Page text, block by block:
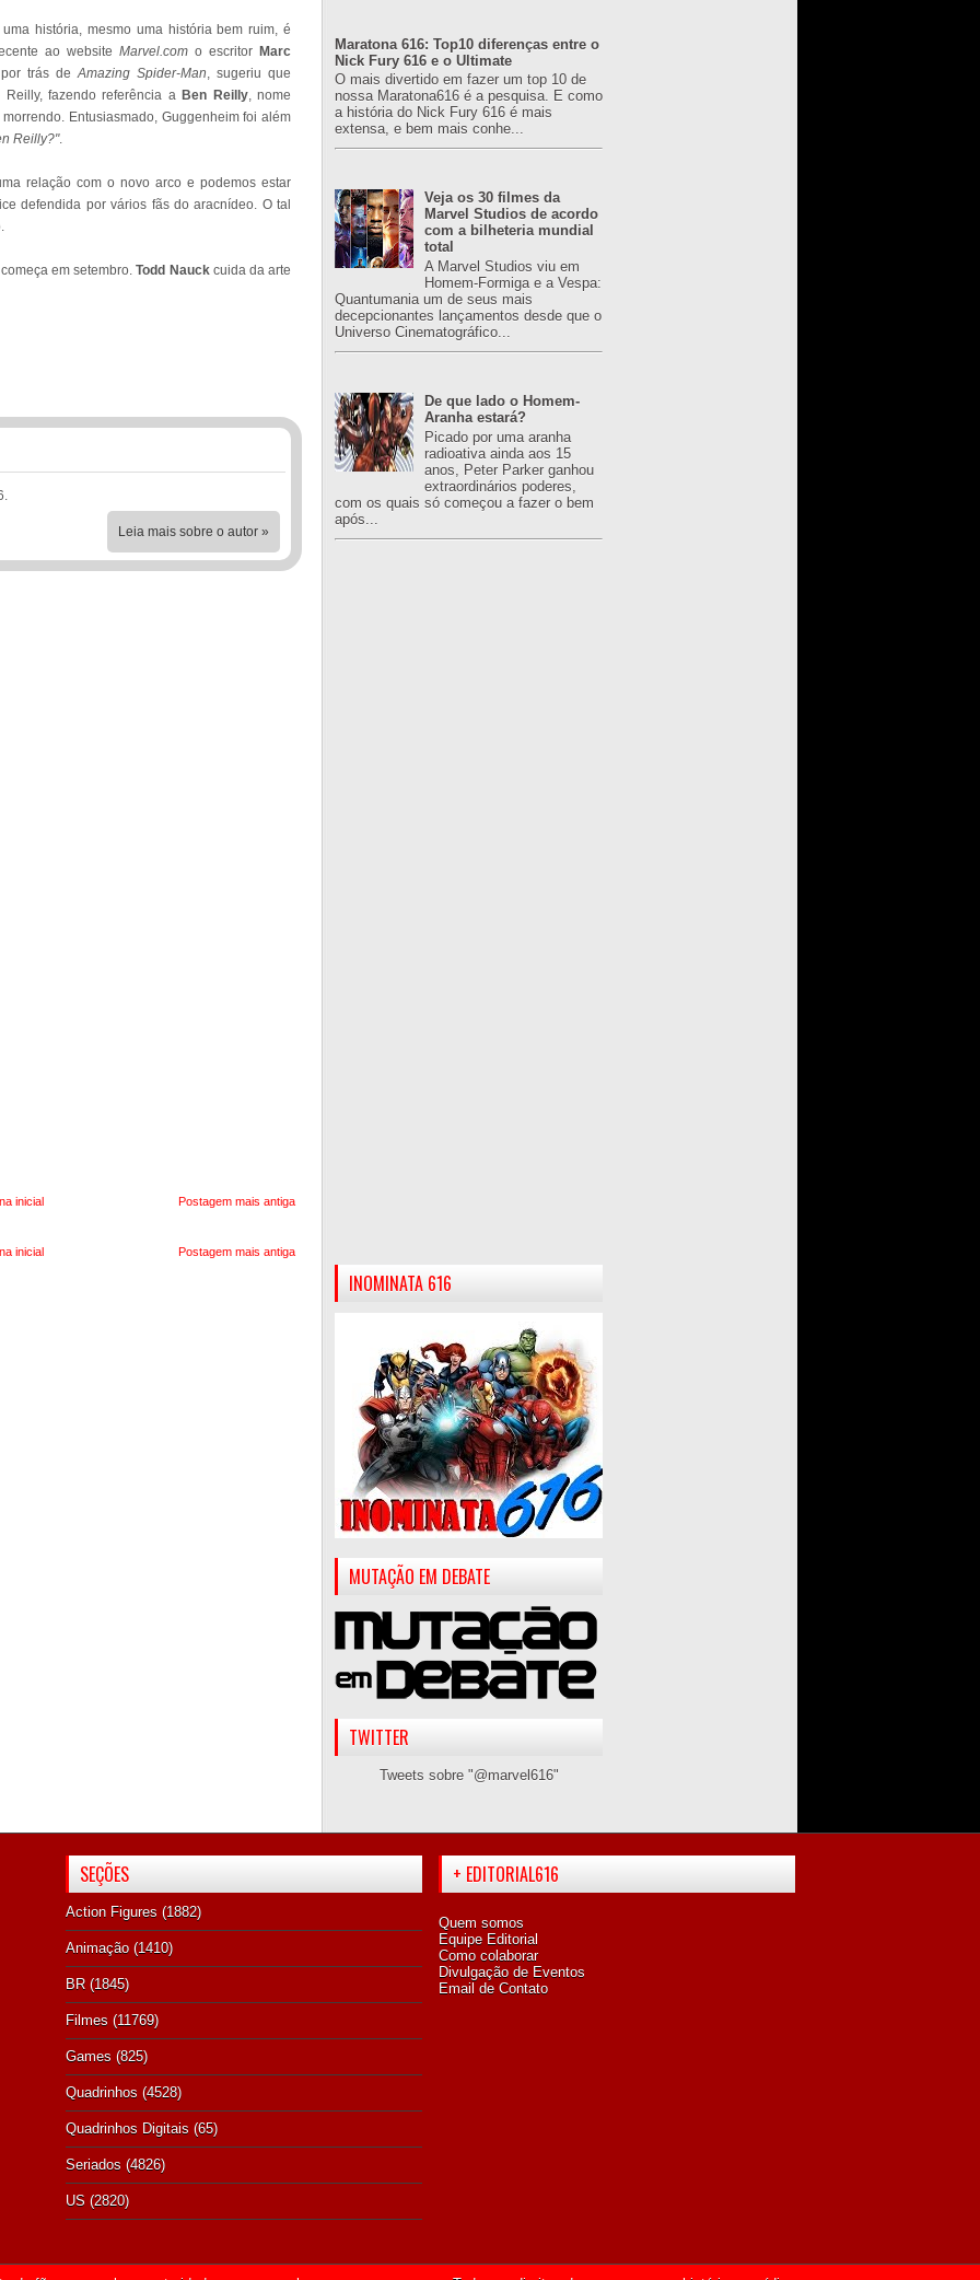
história, mesmo uma história bem ruim, é
ao website Marvel.com o escritor Marc
por trás deAmazing Spider-Man, sugeriu que
fazendo referência a Ben Reilly, nome
Entusiasmado, Guggenheim foi além
Reilly?".
relação com o novo arco e podemos estar
defendida por vários fãs do aracnídeo. O tal
em setembro.Todd Nauckcuida da arte
Leia mais sobre o autor »
Postagem mais antiga
inicial
Postagem mais antiga
inicial
Maratona 616: Top10 diferenças entre o
Nick Fury 616 e o Ultimate
O mais divertido em fazer um top 10 de
nossa Maratona616 é a pesquisa. E como
a história do Nick Fury 616 é mais
extensa, e bem mais conhe...
Veja os 30 filmes da
Marvel Studios de acordo
com a bilheteria mundial
total
A Marvel Studios viu em
Homem-Formiga e a Vespa:
Quantumania um de seus mais
decepcionantes lançamentos desde que o
Universo Cinematográfico...
De que lado o Homem-
Aranha estará?
Picado por uma aranha
radioativa ainda aos 15
anos, Peter Parker ganhou
extraordinários poderes,
com os quais só começou a fazer o bem
após...
INOMINATA 616
MUTAÇÃO EM DEBATE
TWITTER
Tweets sobre "@marvel616"
SEÇÕES
Action Figures (1882)
Animação (1410)
BR (1845)
Filmes (11769)
Games (825)
Quadrinhos (4528)
Quadrinhos Digitais (65)
Seriados (4826)
US (2820)
+ EDITORIAL616
Quem somos
Equipe Editorial
Como colaborar
Divulgação de Eventos
Email de Contato